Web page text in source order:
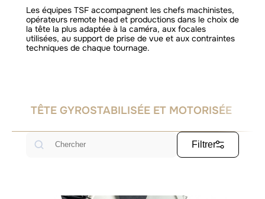
Les équipes TSF accompagnent les chefs machinistes,
opérateurs remote head et productions dans le choix de
la tête la plus adaptée à la caméra, aux focales
utilisées, au support de prise de vue et aux contraintes
techniques de chaque tournage.
TÊTE GYROSTABILISÉE ET MOTORISÉE
Filtrer